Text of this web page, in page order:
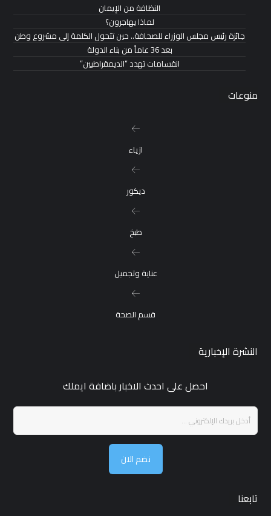
النظافة من الإيمان
لماذا يهاجرون؟
جائزة رئيس مجلس الوزراء للصحافة.. حين تتحول الكلمة إلى مشروع وطن
بعد 36 عاماً من بناء الدولة
انقسامات تهدد “الديمقراطيين”
منوعات
ازياء
ديكور
طبخ
عناية وتجميل
قسم الصحة
النشرة الإخبارية
احصل على احدث الاخبار باضافة ايملك
نضم الان
تابعنا